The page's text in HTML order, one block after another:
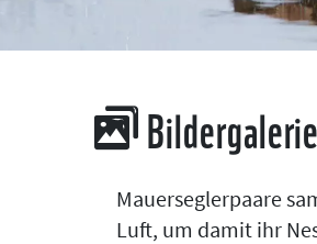
Bildergalerie
Mauerseglerpaare
Luft, um damit ihr